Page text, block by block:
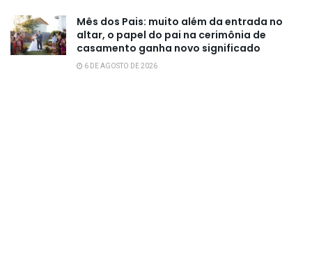
Mês dos Pais: muito além da entrada no
altar, o papel do pai na cerimônia de
casamento ganha novo significado
6 DE AGOSTO DE 2026